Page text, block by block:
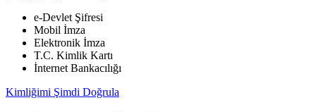
e-Devlet Şifresi
Mobil İmza
Elektronik İmza
T.C. Kimlik Kartı
İnternet Bankacılığı
Kimliğimi Şimdi Doğrula